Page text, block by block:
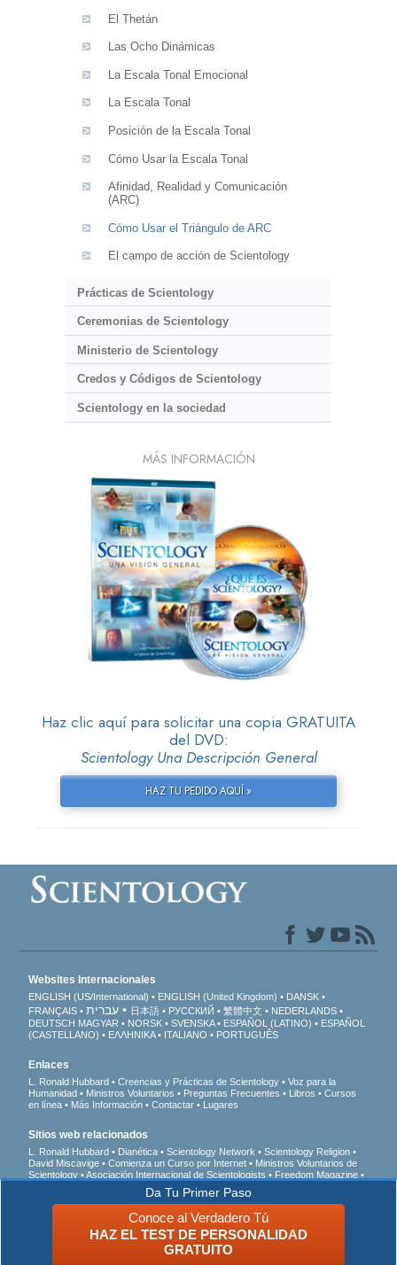
El Thetán
Las Ocho Dinámicas
La Escala Tonal Emocional
La Escala Tonal
Posición de la Escala Tonal
Cómo Usar la Escala Tonal
Afinidad, Realidad y Comunicación
(ARC)
Cómo Usar el Triángulo de ARC
El campo de acción de Scientology
Prácticas de Scientology
Ceremonias de Scientology
Ministerio de Scientology
Credos y Códigos de Scientology
Scientology en la sociedad
MÁS INFORMACIÓN
Haz clic aquí para solicitar una copia GRATUITA
del DVD:
Scientology Una Descripción General
HAZ TU PEDIDO AQUÍ »
Da Tu Primer Paso
Conoce al Verdadero Tú
HAZ EL TEST DE PERSONALIDAD
GRATUITO
Websites Internacionales
ENGLISH (US/International) ENGLISH (United Kingdom)
DANSK
FRANÇAIS
עברית 日本語 РУССКИЙ 繁體中文
NEDERLANDS
DEUTSCH MAGYAR NORSK SVENSKA ESPAÑOL (LATINO)
ESPAÑOL
(CASTELLANO)
ΕΛΛΗΝΙΚA ITALIANO PORTUGUÊS
Enlaces
L. Ronald Hubbard Creencias y Prácticas de Scientology
Voz para la
Humanidad
Ministros Voluntarios Preguntas Frecuentes Libros
Cursos
en línea
Más Información Contactar Lugares
Sitios web relacionados
L. Ronald Hubbard Dianética Scientology Network
Scientology Religion
David Miscavige
Comienza un Curso por Internet
Ministros Voluntarios de
Scientology
Asociación Internacional de Scientologists
Freedom Magazine
En Apoyo de Un Mundo Sin Drogas
Jóvenes por los Derechos Humanos
Ciudadanos por los Derechos Humanos
© 2026 Iglesia de Scientology Internacional. Todos los derechos reservados.
Política de Cookies•Términos de Uso